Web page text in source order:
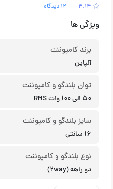
4.14 12 دیدگاه
ویژگی ها
برند کامپوننت
آلپاین
توان بلندگو و کامپوننت
50 الی 100 وات RMS
سایز بلندگو و کامپوننت
16 سانتی
نوع بلندگو و کامپوننت
دو راهه (2way)